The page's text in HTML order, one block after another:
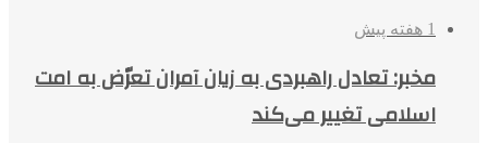
1 هفته پیش
مخبر: تعادل راهبردی به زیان آمران تعرّض به امت
اسلامی تغییر می‌کند